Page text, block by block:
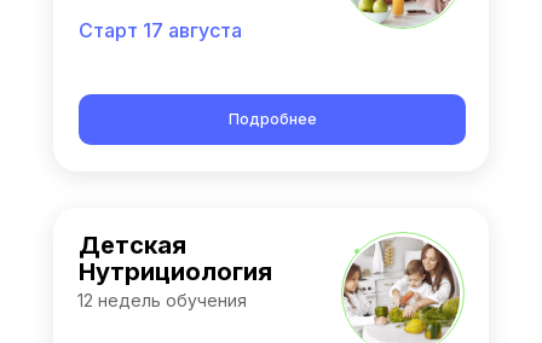
Детская
Нутрициология
12 недель обучения
Старт 17 августа
Подробнее